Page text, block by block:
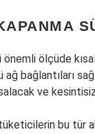
ölçüde
bağlantıları
ve
bu tür